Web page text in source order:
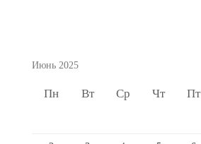
Июнь 2025
Пн Вт Ср Чт Пт